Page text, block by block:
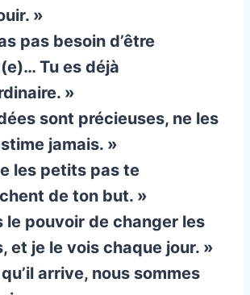
»
pas besoin d’être
Tu es déjà
»
sont précieuses, ne les
jamais. »
les petits pas te
de ton but. »
le pouvoir de changer les
et je le vois chaque jour. »
arrive, nous sommes